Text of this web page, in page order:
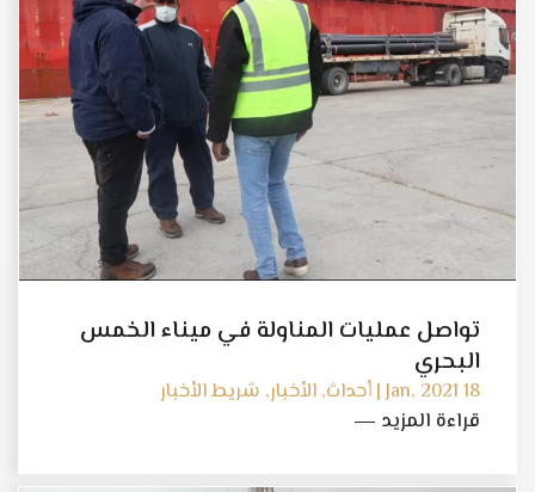
تواصل عمليات المناولة في ميناء الخمس
البحري
18 Jan, 2021 | أحداث, الأخبار, شريط الأخبار
قراءة المزيد